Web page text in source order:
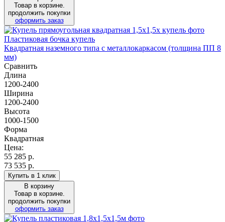
Товар в корзине.
продолжить покупки
оформить заказ
Пластиковая бочка купель
Квадратная наземного типа с металлокаркасом (толщина ПП 8
мм)
Сравнить
Длина
1200-2400
Ширина
1200-2400
Высота
1000-1500
Форма
Квадратная
Цена:
55 285 р.
73 535 р.
Купить в 1 клик
В корзину
Товар в корзине.
продолжить покупки
оформить заказ